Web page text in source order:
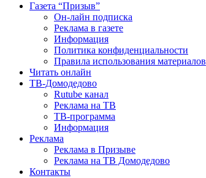
Газета “Призыв”
Он-лайн подписка
Реклама в газете
Информация
Политика конфиденциальности
Правила использования материалов
Читать онлайн
ТВ-Домодедово
Rutube канал
Реклама на ТВ
ТВ-программа
Информация
Реклама
Реклама в Призыве
Реклама на ТВ Домодедово
Контакты